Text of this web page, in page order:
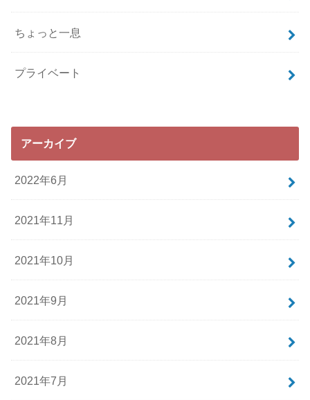
ちょっと一息
プライベート
アーカイブ
2022年6月
2021年11月
2021年10月
2021年9月
2021年8月
2021年7月